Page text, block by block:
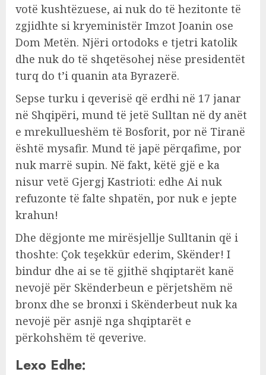
votë kushtëzuese, ai nuk do të hezitonte të
zgjidhte si kryeministër Imzot Joanin ose
Dom Metën. Njëri ortodoks e tjetri katolik
dhe nuk do të shqetësohej nëse presidentët
turq do t’i quanin ata Byrazerë.
Sepse turku i qeverisë që erdhi në 17 janar
në Shqipëri, mund të jetë Sulltan në dy anët
e mrekullueshëm të Bosforit, por në Tiranë
është mysafir. Mund të japë përqafime, por
nuk marrë supin. Në fakt, këtë gjë e ka
nisur vetë Gjergj Kastrioti: edhe Ai nuk
refuzonte të falte shpatën, por nuk e jepte
krahun!
Dhe dëgjonte me mirësjellje Sulltanin që i
thoshte: Çok teşekkür ederim, Skënder! I
bindur dhe ai se të gjithë shqiptarët kanë
nevojë për Skënderbeun e përjetshëm në
bronx dhe se bronxi i Skënderbeut nuk ka
nevojë për asnjë nga shqiptarët e
përkohshëm të qeverive.
Lexo Edhe: